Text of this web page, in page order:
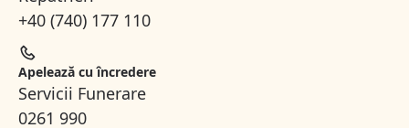
+40 (740) 177 110
Apelează cu încredere
Servicii Funerare
0261 990